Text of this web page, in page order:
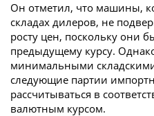
Он отметил, что машины,
складах дилеров, не
росту цен, поскольку они
предыдущему курсу.
минимальными
следующие партии
рассчитываться в
валютным курсом.